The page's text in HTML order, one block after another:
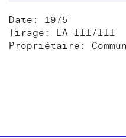
Date: 1975
Tirage: EA III/III
Propriétaire: